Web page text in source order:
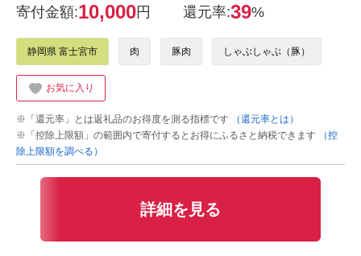
寄付金額:10,000円 還元率:39%
静岡県 富士宮市 肉 豚肉 しゃぶしゃぶ（豚）
お気に入り
※「還元率」とは返礼品のお得度を測る指標です
（還元率とは）
※「控除上限額」の範囲内で寄付するとお得にふるさと納税できます
（控
除上限額を調べる）
詳細を見る